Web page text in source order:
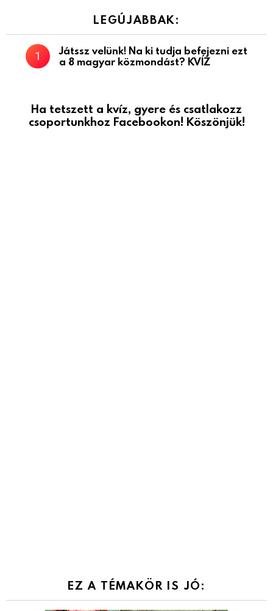
LEGÚJABBAK:
Játssz velünk! Na ki tudja befejezni ezt
a 8 magyar közmondást? KVÍZ
Ha tetszett a kvíz, gyere és csatlakozz
csoportunkhoz Facebookon! Köszönjük!
EZ A TÉMAKÖR IS JÓ: